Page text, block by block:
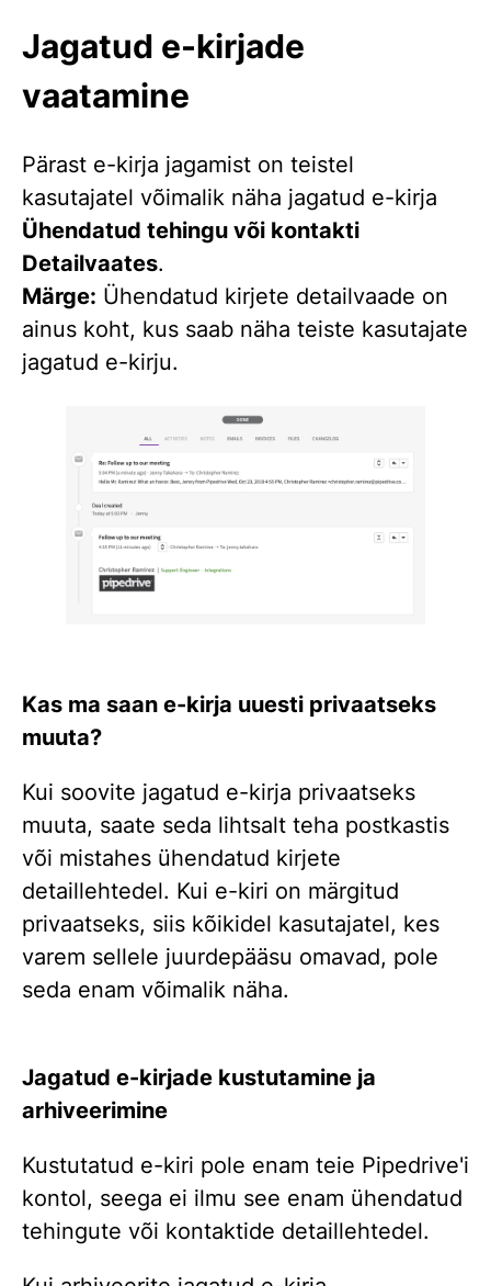
Jagatud e-kirjade
vaatamine
Pärast e-kirja jagamist on teistel
kasutajatel võimalik näha jagatud e-kirja
Ühendatud tehingu või kontakti
Detailvaates.
Märge: Ühendatud kirjete detailvaade on
ainus koht, kus saab näha teiste kasutajate
jagatud e-kirju.
Kas ma saan e-kirja uuesti privaatseks
muuta?
Kui soovite jagatud e-kirja privaatseks
muuta, saate seda lihtsalt teha postkastis
või mistahes ühendatud kirjete
detaillehtedel. Kui e-kiri on märgitud
privaatseks, siis kõikidel kasutajatel, kes
varem sellele juurdepääsu omavad, pole
seda enam võimalik näha.
Jagatud e-kirjade kustutamine ja
arhiveerimine
Kustutatud e-kiri pole enam teie Pipedrive'i
kontol, seega ei ilmu see enam ühendatud
tehingute või kontaktide detaillehtedel.